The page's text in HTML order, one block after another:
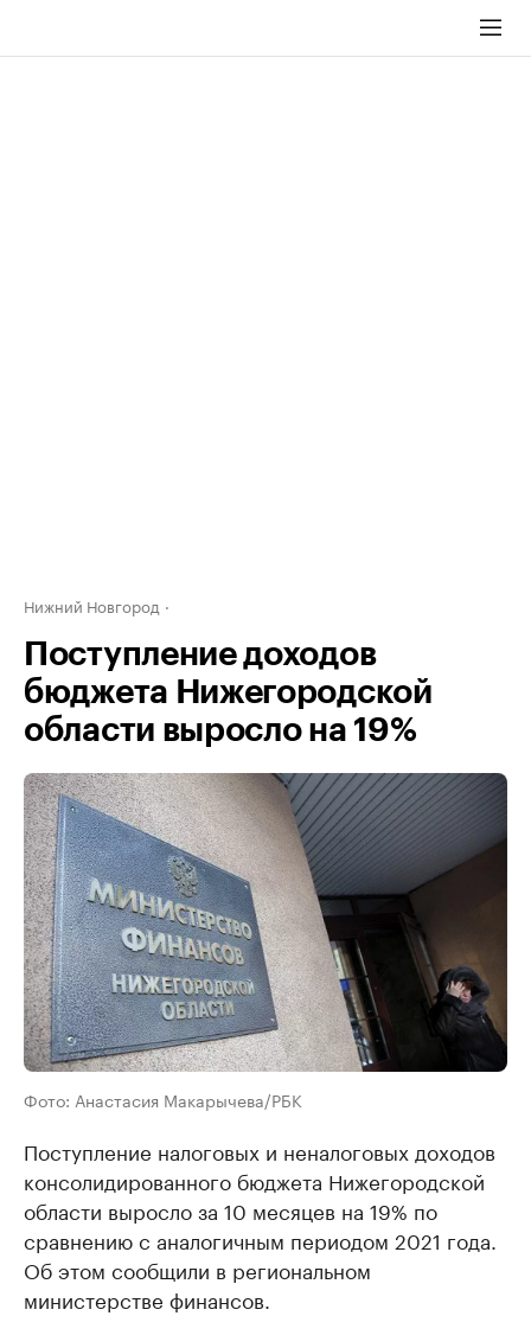
Нижний Новгород
Поступление доходов
бюджета Нижегородской
области выросло на 19%
Фото: Анастасия Макарычева/РБК
Поступление налоговых и неналоговых доходов
консолидированного бюджета Нижегородской
области выросло за 10 месяцев на 19% по
сравнению с аналогичным периодом 2021 года.
Об этом сообщили в региональном
министерстве финансов.